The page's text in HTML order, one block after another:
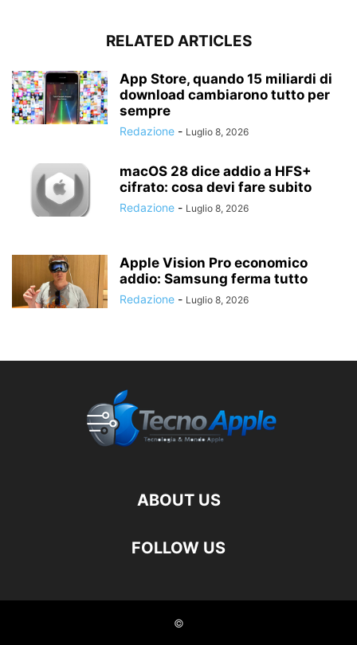
RELATED ARTICLES
App Store, quando 15 miliardi di
download cambiarono tutto per
sempre
Redazione - Luglio 8, 2026
macOS 28 dice addio a HFS+
cifrato: cosa devi fare subito
Redazione - Luglio 8, 2026
Apple Vision Pro economico
addio: Samsung ferma tutto
Redazione - Luglio 8, 2026
ABOUT US
FOLLOW US
©